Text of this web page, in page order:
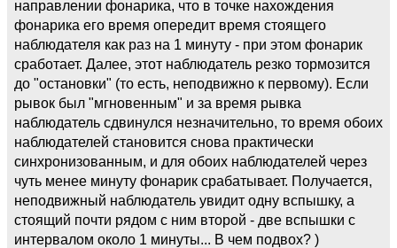
направлении фонарика, что в точке нахождения
фонарика его время опередит время стоящего
наблюдателя как раз на 1 минуту - при этом фонарик
сработает. Далее, этот наблюдатель резко тормозится
до "остановки" (то есть, неподвижно к первому). Если
рывок был "мгновенным" и за время рывка
наблюдатель сдвинулся незначительно, то время обоих
наблюдателей становится снова практически
синхронизованным, и для обоих наблюдателей через
чуть менее минуту фонарик срабатывает. Получается,
неподвижный наблюдатель увидит одну вспышку, а
стоящий почти рядом с ним второй - две вспышки с
интервалом около 1 минуты... В чем подвох? )